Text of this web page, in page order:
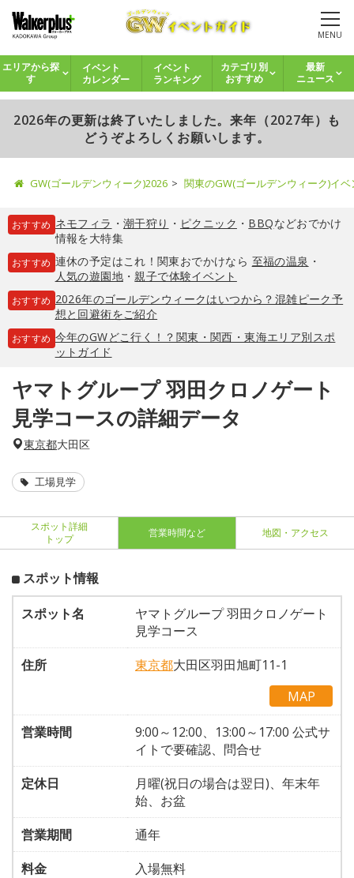
MENU
エリアから探
す
イベント
カレンダー
イベント
ランキング
カテゴリ別
おすすめ
最新
ニュース
2026年の更新は終了いたしました。来年（2027年）も
どうぞよろしくお願いします。
GW(ゴールデンウィーク)2026 関東のGW(ゴールデンウィーク)イ
おすすめ ネモフィラ ・ 潮干狩り ・ ピクニック ・ BBQなどおでかけ
情報を大特集
おすすめ 連休の予定はこれ！関東おでかけなら 至福の温泉 ・
人気の遊園地・親子で体験イベント
おすすめ 2026年のゴールデンウィークはいつから？混雑ピーク予
想と回避術をご紹介
おすすめ 今年のGWどこ行く！？関東・関西・東海エリア別スポ
ットガイド
ヤマトグループ 羽田クロノゲート
見学コースの詳細データ
東京都大田区
工場見学
スポット詳細
トップ
営業時間など 地図・アクセス
スポット情報
スポット名
ヤマトグループ 羽田クロノゲート
見学コース
住所
東京都大田区羽田旭町11-1
MAP
営業時間
9:00～12:00、13:00～17:00 公式サ
イトで要確認、問合せ
定休日
月曜(祝日の場合は翌日)、年末年
始、お盆
営業期間
通年
料金
入場無料